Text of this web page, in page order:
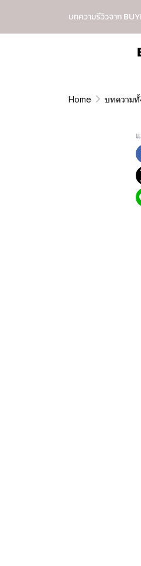
บทความรีวิวจาก
Home บทความทั้